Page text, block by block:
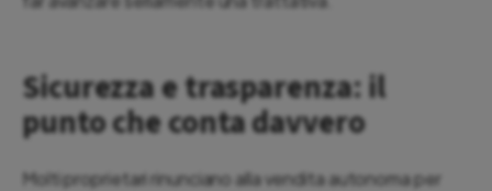
Sicurezza e trasparenza: il
punto che conta davvero
Molti proprietari rinunciano alla vendita autonoma per